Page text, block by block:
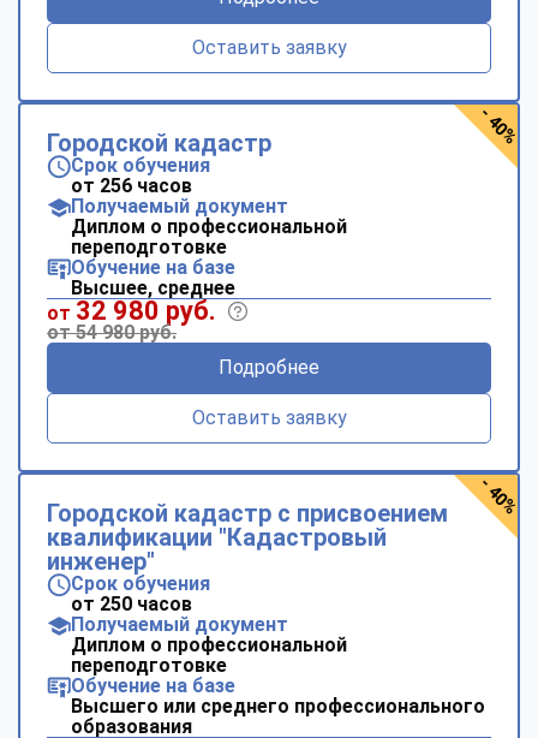
Оставить заявку
Городской кадастр
Срок обучения
от 256 часов
Получаемый документ
Диплом о профессиональной
переподготовке
Обучение на базе
Высшее, среднее
от 32 980 руб.
от 54 980 руб.
Подробнее
Оставить заявку
- 40%
Городской кадастр с присвоением
квалификации "Кадастровый
инженер"
Срок обучения
от 250 часов
Получаемый документ
Диплом о профессиональной
переподготовке
Обучение на базе
Высшего или среднего профессионального
образования
- 40%